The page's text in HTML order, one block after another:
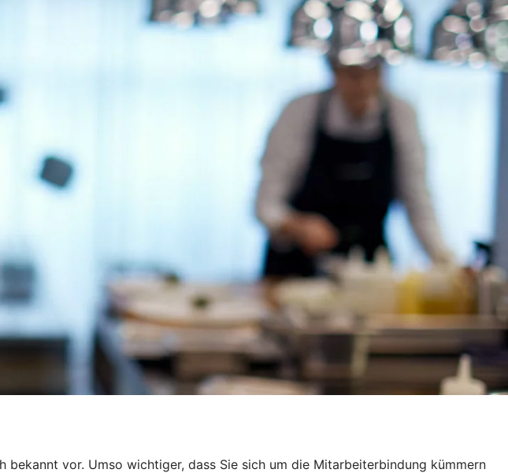
vor. Umso wichtiger, dass Sie sich um die Mitarbeiterbindung kümmern